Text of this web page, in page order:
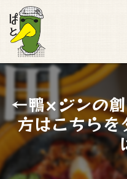
←鴨×ジンの
方はこちらを